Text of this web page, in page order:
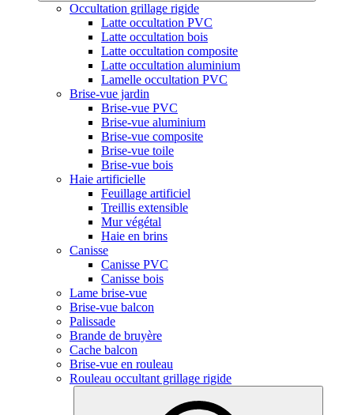
Occultation grillage rigide
Latte occultation PVC
Latte occultation bois
Latte occultation composite
Latte occultation aluminium
Lamelle occultation PVC
Brise-vue jardin
Brise-vue PVC
Brise-vue aluminium
Brise-vue composite
Brise-vue toile
Brise-vue bois
Haie artificielle
Feuillage artificiel
Treillis extensible
Mur végétal
Haie en brins
Canisse
Canisse PVC
Canisse bois
Lame brise-vue
Brise-vue balcon
Palissade
Brande de bruyère
Cache balcon
Brise-vue en rouleau
Rouleau occultant grillage rigide